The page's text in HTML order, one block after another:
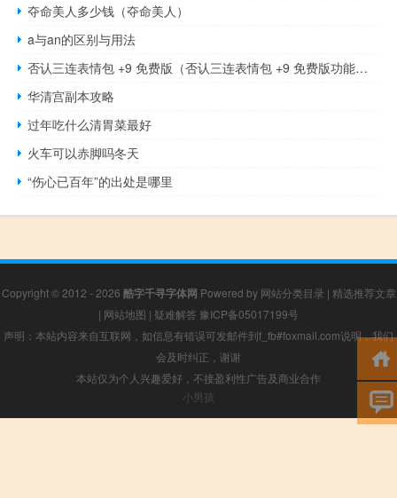
夺命美人多少钱（夺命美人）
a与an的区别与用法
否认三连表情包 +9 免费版（否认三连表情包 +9 免费版功能简介）
华清宫副本攻略
过年吃什么清胃菜最好
火车可以赤脚吗冬天
“伤心已百年”的出处是哪里
Copyright © 2012 - 2026 酷字千寻字体网 Powered by 网站分类目录 | 精选推荐文章
| 网站地图 | 疑难解答 豫ICP备05017199号
声明：本站内容来自互联网，如信息有错误可发邮件到f_fb#foxmail.com说明，我们
会及时纠正，谢谢
本站仅为个人兴趣爱好，不接盈利性广告及商业合作
小男孩